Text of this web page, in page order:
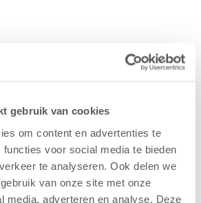
gebruik van cookies
om content en advertenties te
functies voor social media te bieden
te analyseren. Ook delen we
van onze site met onze
media, adverteren en analyse. Deze